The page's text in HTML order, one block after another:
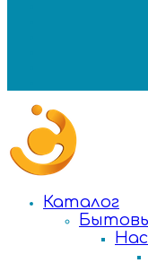
Каталог